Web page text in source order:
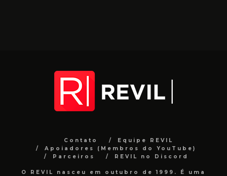
Contato
Equipe REVIL
Apoiadores (Membros do YouTube)
Parceiros
REVIL no Discord
O REVIL nasceu em outubro de 1999. É uma